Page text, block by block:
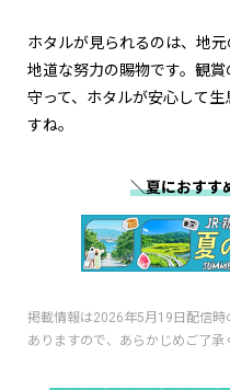
ホタルが見られるのは、地
地道な努力の賜物です。観
守って、ホタルが安心して
すね。
＼夏におすす
掲載情報は2026年5月19日配信
ありますので、あらかじめご了承